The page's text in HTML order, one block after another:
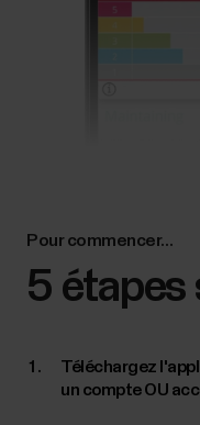
Pour commencer…
5
Téléchargez
un compte OU